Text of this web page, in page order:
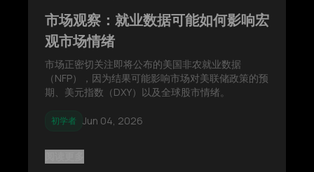
市场观察：就业数据可能如何影响宏
观市场情绪
市场正密切关注即将公布的美国非农就业数据
（NFP），因为结果可能影响市场对美联储政策的预
期、美元指数（DXY）以及全球股市情绪。
初学者 Jun 04, 2026